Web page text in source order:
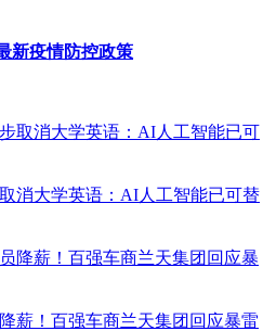
新疫情防控政策
消大学英语：AI人工智能已可替
薪！百强车商兰天集团回应暴雷